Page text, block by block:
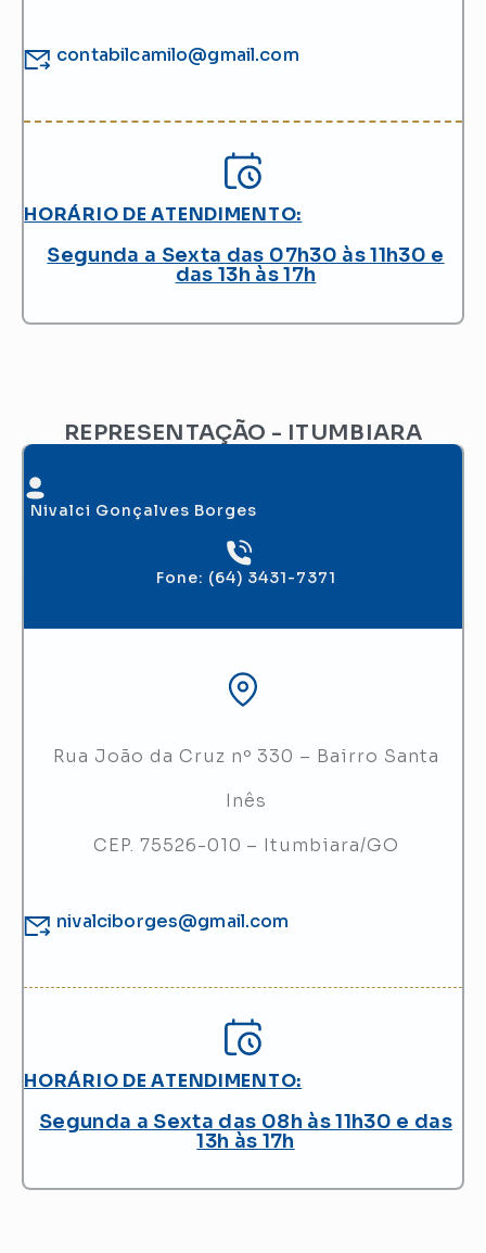
contabilcamilo@gmail.com
HORÁRIO DE ATENDIMENTO:
Segunda a Sexta das 07h30 às 11h30 e
das 13h às 17h
REPRESENTAÇÃO - ITUMBIARA
Nivalci Gonçalves Borges
Fone: (64) 3431-7371
Rua João da Cruz nº 330 – Bairro Santa
Inês
CEP. 75526-010 – Itumbiara/GO
nivalciborges@gmail.com
HORÁRIO DE ATENDIMENTO:
Segunda a Sexta das 08h às 11h30 e das
13h às 17h